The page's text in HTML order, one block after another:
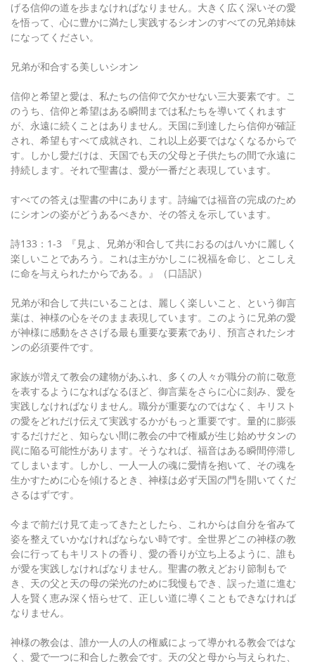
げる信仰の道を歩まなければなりません。大きく広く深いその愛
を悟って、心に豊かに満たし実践するシオンのすべての兄弟姉妹
になってください。
兄弟が和合する美しいシオン
信仰と希望と愛は、私たちの信仰で欠かせない三大要素です。こ
のうち、信仰と希望はある瞬間までは私たちを導いてくれます
が、永遠に続くことはありません。天国に到達したら信仰が確証
され、希望もすべて成就され、これ以上必要ではなくなるからで
す。しかし愛だけは、天国でも天の父母と子供たちの間で永遠に
持続します。それで聖書は、愛が一番だと表現しています。
すべての答えは聖書の中にあります。詩編では福音の完成のため
にシオンの姿がどうあるべきか、その答えを示しています。
詩133：1-3 『見よ、兄弟が和合して共におるのは/いかに麗しく
楽しいことであろう。これは主がかしこに祝福を命じ、とこしえ
に命を与えられたからである。』（口語訳）
兄弟が和合して共にいることは、麗しく楽しいこと、という御言
葉は、神様の心をそのまま表現しています。このように兄弟の愛
が神様に感動をささげる最も重要な要素であり、預言されたシオ
ンの必須要件です。
家族が増えて教会の建物があふれ、多くの人々が職分の前に敬意
を表するようになればなるほど、御言葉をさらに心に刻み、愛を
実践しなければなりません。職分が重要なのではなく、キリスト
の愛をどれだけ伝えて実践するかがもっと重要です。量的に膨張
するだけだと、知らない間に教会の中で権威が生じ始めサタンの
罠に陥る可能性があります。そうなれば、福音はある瞬間停滞し
てしまいます。しかし、一人一人の魂に愛情を抱いて、その魂を
生かすために心を傾けるとき、神様は必ず天国の門を開いてくだ
さるはずです。
今まで前だけ見て走ってきたとしたら、これからは自分を省みて
姿を整えていかなければならない時です。全世界どこの神様の教
会に行ってもキリストの香り、愛の香りが立ち上るように、誰も
が愛を実践しなければなりません。聖書の教えどおり節制もで
き、天の父と天の母の栄光のために我慢もでき、誤った道に進む
人を賢く恵み深く悟らせて、正しい道に導くこともできなければ
なりません。
神様の教会は、誰か一人の人の権威によって導かれる教会ではな
く、愛で一つに和合した教会です。天の父と母から与えられた、